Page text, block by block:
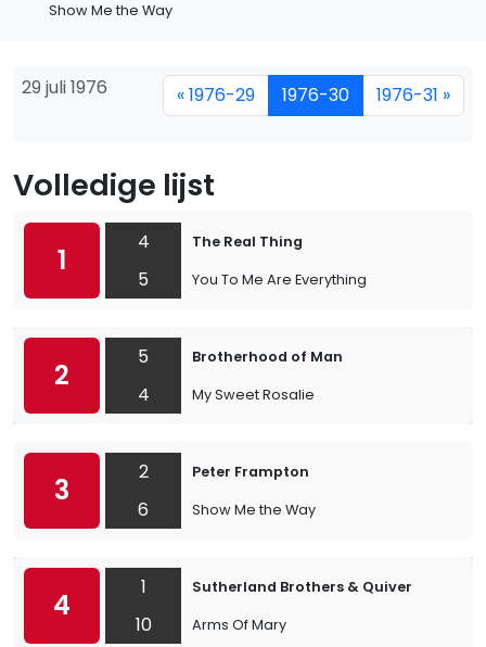
Show Me the Way
29 juli 1976 « 1976-29 1976-30 1976-31 »
Volledige lijst
1
4
5
The Real Thing
You To Me Are Everything
2
5
4
Brotherhood of Man
My Sweet Rosalie
3
2
6
Peter Frampton
Show Me the Way
4
1
10
Sutherland Brothers & Quiver
Arms Of Mary